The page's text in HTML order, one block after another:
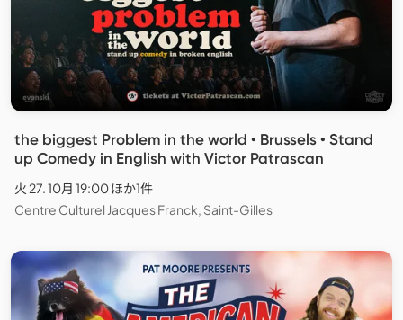
the biggest Problem in the world • Brussels • Stand
up Comedy in English with Victor Patrascan
火 27. 10月 19:00 ほか1件
Centre Culturel Jacques Franck, Saint-Gilles